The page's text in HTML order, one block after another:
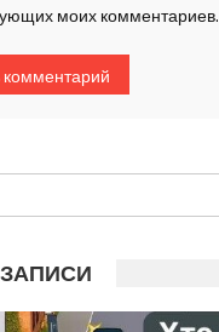
моих комментариев.